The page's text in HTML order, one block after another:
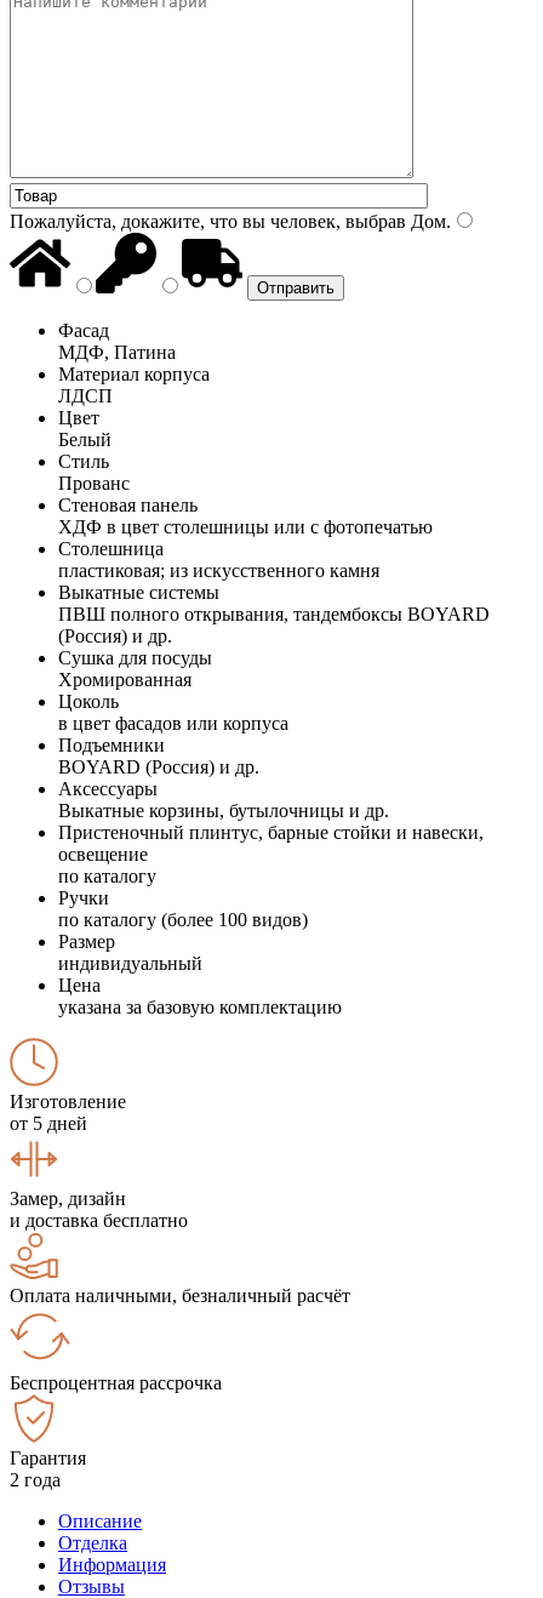
Пожалуйста, докажите, что вы человек, выбрав Дом.
Фасад
МДФ, Патина
Материал корпуса
ЛДСП
Цвет
Белый
Стиль
Прованс
Стеновая панель
ХДФ в цвет столешницы или с фотопечатью
Столешница
пластиковая; из искусственного камня
Выкатные системы
ПВШ полного открывания, тандембоксы BOYARD
(Россия) и др.
Сушка для посуды
Хромированная
Цоколь
в цвет фасадов или корпуса
Подъемники
BOYARD (Россия) и др.
Аксессуары
Выкатные корзины, бутылочницы и др.
Пристеночный плинтус, барные стойки и навески,
освещение
по каталогу
Ручки
по каталогу (более 100 видов)
Размер
индивидуальный
Цена
указана за базовую комплектацию
Изготовление
от 5 дней
Замер, дизайн
и доставка бесплатно
Оплата наличными, безналичный расчёт
Беспроцентная рассрочка
Гарантия
2 года
Описание
Отделка
Информация
Отзывы